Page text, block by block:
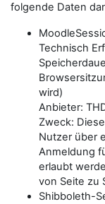
folgende Daten
Technisch
wird)
Anbieter:
Zweck:
Nutzer über
Anmeldung
erlaubt
von Seite zu
Shibboleth-